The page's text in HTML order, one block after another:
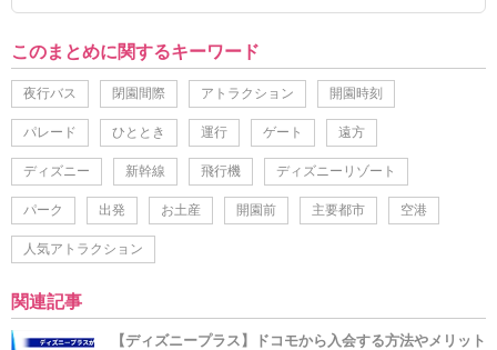
このまとめに関するキーワード
夜行バス 閉園間際 アトラクション 開園時刻
パレード ひととき 運行 ゲート 遠方
ディズニー 新幹線 飛行機 ディズニーリゾート
パーク 出発 お土産 開園前 主要都市 空港
人気アトラクション
関連記事
【ディズニープラス】ドコモから入会する方法やメリット